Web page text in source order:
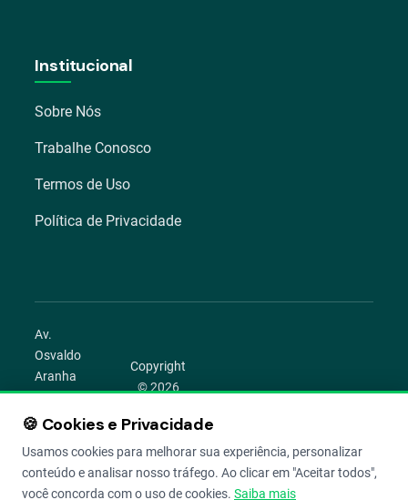
Institucional
Sobre Nós
Trabalhe Conosco
Termos de Uso
Política de Privacidade
Av.
Osvaldo
Aranha
1022 –
Bom
Porto
Alegre –
Copyright
© 2026
Todos os
direitos
reservados.
🍪 Cookies e Privacidade
Usamos cookies para melhorar sua experiência, personalizar
conteúdo e analisar nosso tráfego. Ao clicar em "Aceitar todos",
você concorda com o uso de cookies. Saiba mais